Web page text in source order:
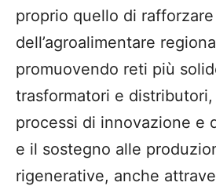
proprio quello di
dell’agroalimentare
promuovendo reti più
trasformatori e
processi di innovazione e
e il sostegno alle
rigenerative, anche